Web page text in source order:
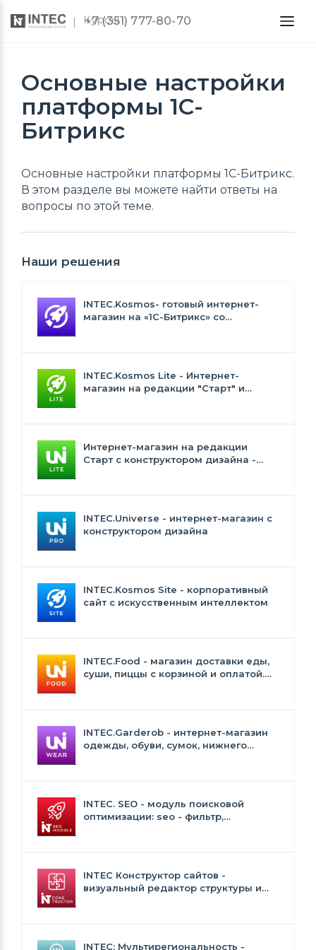
Курсы
+7 (351) 777-80-70
Основные настройки
платформы 1С-
Битрикс
Основные настройки платформы 1С-Битрикс.
В этом разделе вы можете найти ответы на
вопросы по этой теме.
Наши решения
INTEC.Kosmos- готовый интернет-
магазин на «1С-Битрикс» со
INTEC.Kosmos Lite - Интернет-
магазин на редакции "Старт" и
Интернет-магазин на редакции
Старт с конструктором дизайна -
INTEC.Universe - интернет-магазин с
конструктором дизайна
INTEC.Kosmos Site - корпоративный
сайт с искусственным интеллектом
INTEC.Food - магазин доставки еды,
суши, пиццы с корзиной и оплатой.
INTEC.Garderob - интернет-магазин
одежды, обуви, сумок, нижнего
INTEC. SEO - модуль поисковой
оптимизации: seo - фильтр,
INTEC Конструктор сайтов -
визуальный редактор структуры и
INTEC: Мультирегиональность -